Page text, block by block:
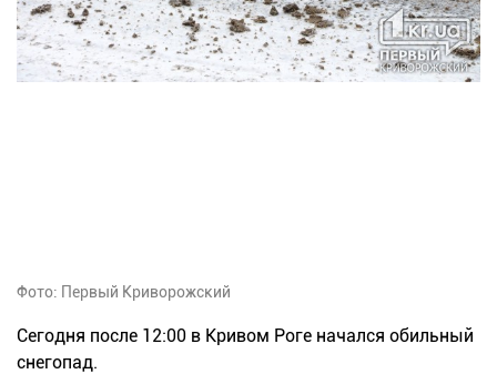
Фото: Первый Криворожский
Сегодня после 12:00 в Кривом Роге начался обильный
снегопад.